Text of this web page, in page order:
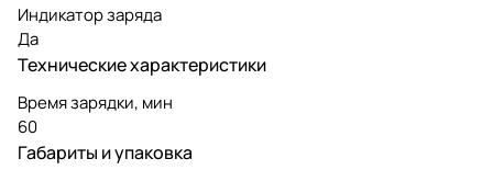
Индикатор заряда
Да
Технические характеристики
Время зарядки, мин
60
Габариты и упаковка